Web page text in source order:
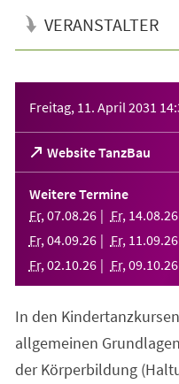
VERANSTALTER
Freitag, 11. April 2031
Website TanzBau
(Öffnet
in
einem
neuen
Tab)
Weitere Termine
Fr, 07.08.26 Fr, 14.08.26
Fr, 04.09.26 Fr, 11 .09.26
Fr, 02.10.26 Fr, 09.10.26
In den
allgemeinen
der Körperbildung